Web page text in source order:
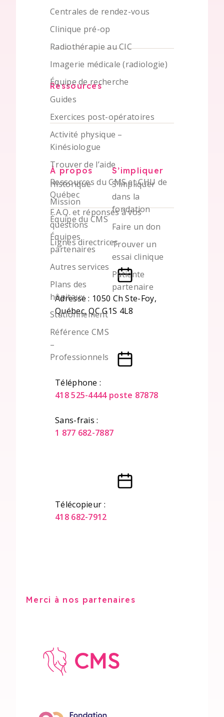
Centrales de rendez-vous
Clinique pré-op
Radiothérapie au CIC
Imagerie médicale (radiologie)
Équipe de recherche
Ressources
Guides
Exercices post-opératoires
Activité physique –
Kinésiologue
Trouver de l’aide
Ressources du CMS et CHU de
Québec
F.A.Q. et réponses à vos
questions
Lignes directrices
À propos
Historique
Mission
Équipe du CMS
Équipes
partenaires
Autres services
Plans des
hôpitaux
Stationnement
Référence CMS
–
Professionnels
S’impliquer
S’impliquer
dans la
fondation
Faire un don
Trouver un
essai clinique
Patiente
partenaire
Adresse : 1050 Ch Ste-Foy,
Québec, QC G1S 4L8
Téléphone :
418 525-4444 poste 87878
Sans-frais :
1 877 682-7887
Télécopieur :
418 682-7912
Merci à nos partenaires